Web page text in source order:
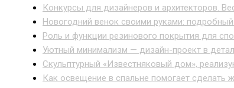
Конкурсы для дизайнеров и архитекторов.
Новогодний венок своими руками:
Роль и функции резинового покрытия для
Уютный минимализм — дизайн-проект в
Скульптурный «Известняковый дом»,
Как освещение в спальне помогает сделать